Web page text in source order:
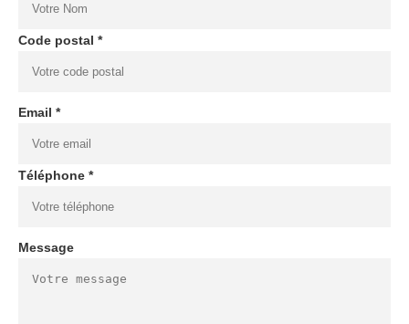
Code postal *
Email *
Téléphone *
Message